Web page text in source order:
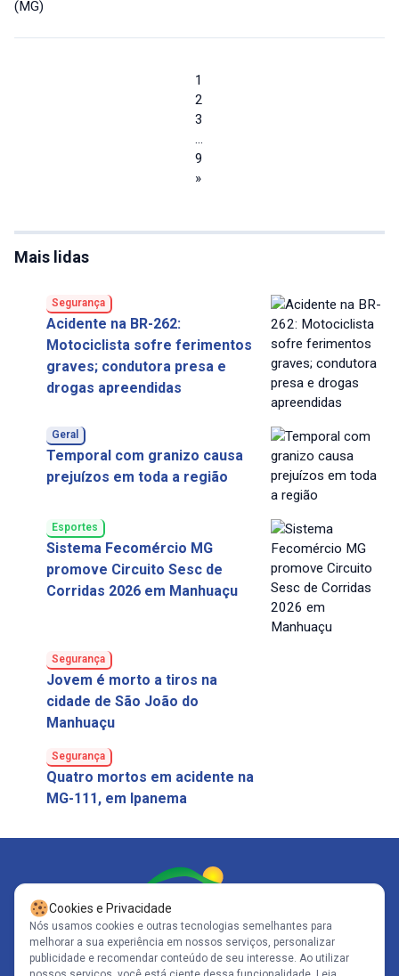
1
2
3
…
9
»
Mais lidas
Segurança
Acidente na BR-262:
Motociclista sofre ferimentos
graves; condutora presa e
drogas apreendidas
Geral
Temporal com granizo causa
prejuízos em toda a região
Esportes
Sistema Fecomércio MG
promove Circuito Sesc de
Corridas 2026 em Manhuaçu
Segurança
Jovem é morto a tiros na
cidade de São João do
Manhuaçu
Segurança
Quatro mortos em acidente na
MG-111, em Ipanema
Siga-nos
Cookies e Privacidade
Nós usamos cookies e outras tecnologias semelhantes para
melhorar a sua experiência em nossos serviços, personalizar
publicidade e recomendar conteúdo de seu interesse. Ao utilizar